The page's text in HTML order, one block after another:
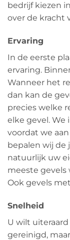
bedrijf kiezen
over de kracht
Ervaring
In de eerste
ervaring.
Wanneer het
dan kan de
precies welke
elke gevel. We
voordat we aan
bepalen wij de
natuurlijk uw
meeste gevels
Ook gevels
Snelheid
U wilt
gereinigd,